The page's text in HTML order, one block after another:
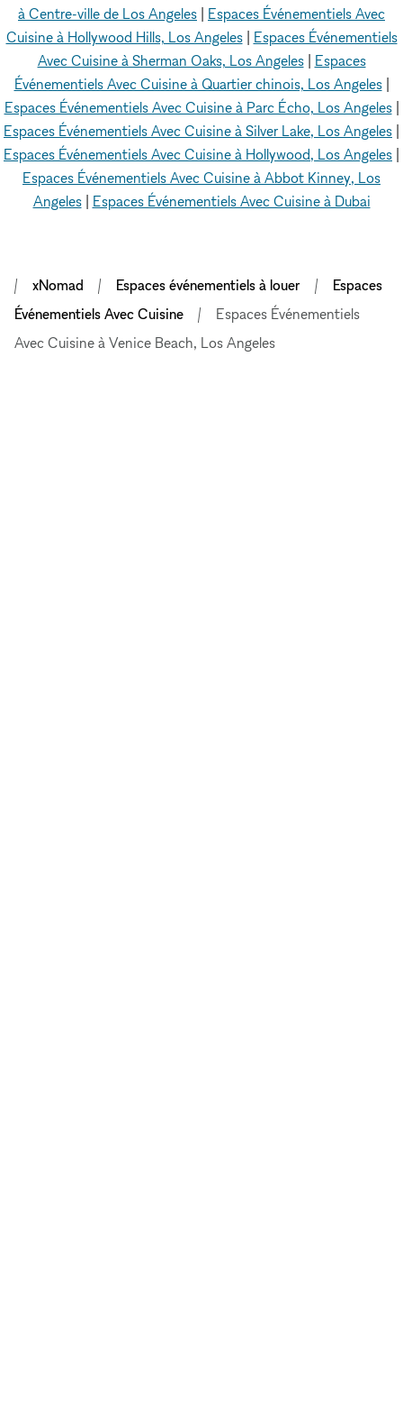
à Centre-ville de Los Angeles
Espaces Événementiels Avec
Cuisine à Hollywood Hills, Los Angeles| Espaces Événementiels
Avec Cuisine à Sherman Oaks, Los Angeles| Espaces
Événementiels Avec Cuisine à Quartier chinois, Los Angeles|
Espaces Événementiels Avec Cuisine à Parc Écho, Los Angeles|
Espaces Événementiels Avec Cuisine à Silver Lake, Los Angeles
Espaces Événementiels Avec Cuisine à Hollywood, Los Angeles
Espaces Événementiels Avec Cuisine à Abbot Kinney, Los
Angeles| Espaces Événementiels Avec Cuisine à Dubai
xNomad Espaces événementiels à louer
Espaces
Événementiels Avec Cuisine
Espaces Événementiels
Avec Cuisine à Venice Beach, Los Angeles